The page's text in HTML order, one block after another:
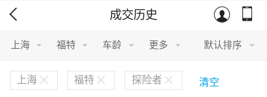
成交历史
上海 福特 车龄 更多 默认排序
比速汽车
上海 福特 探险者 清空